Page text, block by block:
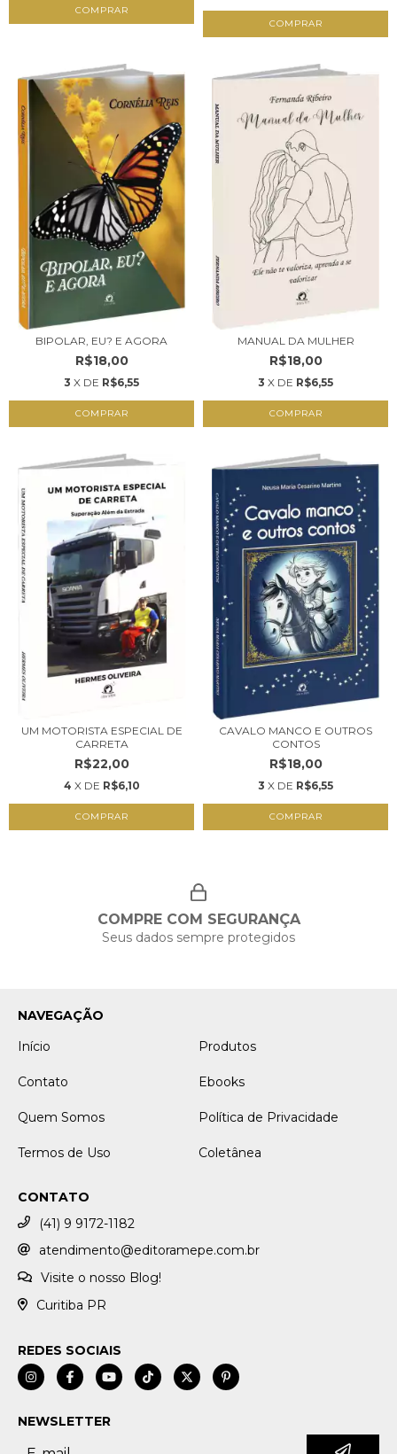
COMPRAR
COMPRAR
BIPOLAR, EU? E AGORA
R$18,00
3 X DE R$6,55
COMPRAR
MANUAL DA MULHER
R$18,00
3 X DE R$6,55
COMPRAR
UM MOTORISTA ESPECIAL DE
CARRETA
R$22,00
4 X DE R$6,10
COMPRAR
CAVALO MANCO E OUTROS
CONTOS
R$18,00
3 X DE R$6,55
COMPRAR
COMPRE COM SEGURANÇA
Seus dados sempre protegidos
NAVEGAÇÃO
Início
Produtos
Contato Ebooks
Quem Somos Política de Privacidade
Termos de Uso Coletânea
CONTATO
(41) 9 9172-1182
atendimento@editoramepe.com.br
Visite o nosso Blog!
Curitiba PR
REDES SOCIAIS
NEWSLETTER